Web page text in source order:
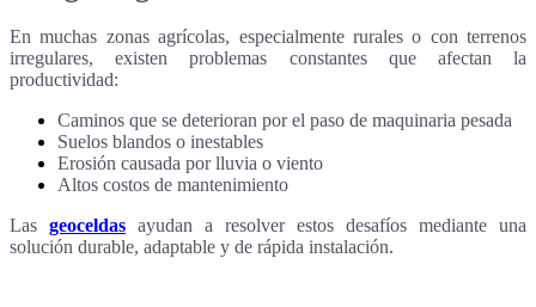
En muchas zonas agrícolas, especialmente rurales o con terrenos
irregulares, existen problemas constantes que afectan la
productividad:
Caminos que se deterioran por el paso de maquinaria pesada
Suelos blandos o inestables
Erosión causada por lluvia o viento
Altos costos de mantenimiento
Las geoceldas ayudan a resolver estos desafíos mediante una
solución durable, adaptable y de rápida instalación.